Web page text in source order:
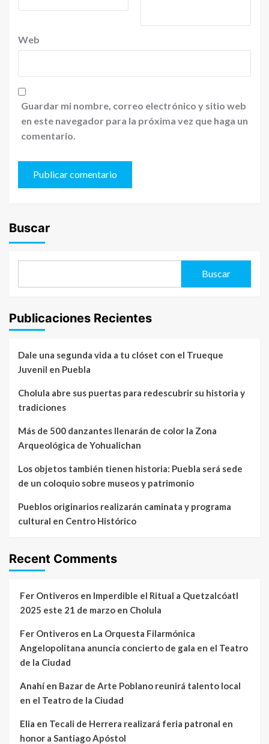
Web
Guardar mi nombre, correo electrónico y sitio web
en este navegador para la próxima vez que haga un
comentario.
Buscar
Buscar
Publicaciones Recientes
Dale una segunda vida a tu clóset con el Trueque
Juvenil en Puebla
Cholula abre sus puertas para redescubrir su historia y
tradiciones
Más de 500 danzantes llenarán de color la Zona
Arqueológica de Yohualichan
Los objetos también tienen historia: Puebla será sede
de un coloquio sobre museos y patrimonio
Pueblos originarios realizarán caminata y programa
cultural en Centro Histórico
Recent Comments
Fer Ontiveros en Imperdible el Ritual a Quetzalcóatl
2025 este 21 de marzo en Cholula
Fer Ontiveros en La Orquesta Filarmónica
Angelopolitana anuncia concierto de gala en el Teatro
de la Ciudad
Anahíen Bazar de Arte Poblano reunirá talento local
en el Teatro de la Ciudad
Elia en Tecali de Herrera realizará feria patronal en
honor a Santiago Apóstol